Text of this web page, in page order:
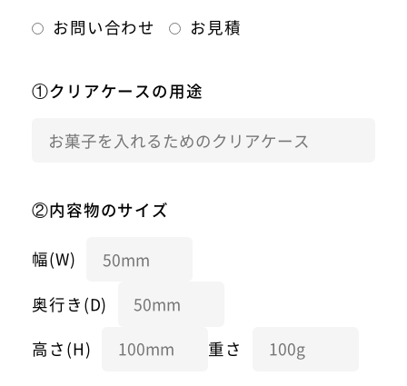
お問い合わせ お見積
①クリアケースの用途
②内容物のサイズ
幅(W)
奥行き(D)
高さ(H)
重さ